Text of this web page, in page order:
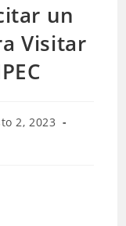
un
Visitar
2, 2023